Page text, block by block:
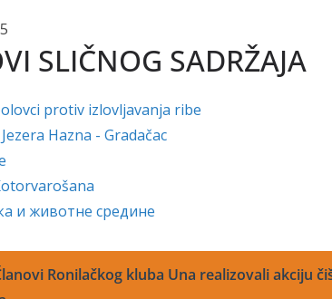
SLIČNOG SADRŽAJA
protiv izlovljavanja ribe
Hazna - Gradačac
и животне средине
Ronilačkog kluba Una realizovali akciju